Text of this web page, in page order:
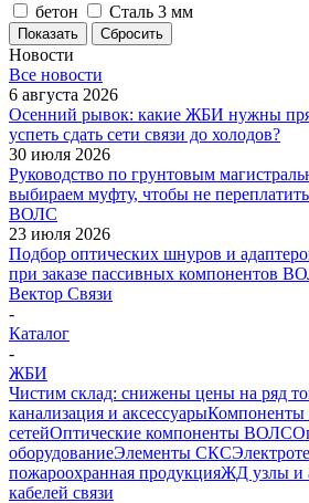
бетон
Сталь 3 мм
Показать Сбросить
Новости
Все новости
6 августа 2026
Осенний рывок: какие ЖБИ нужны
успеть сдать сети связи до холодов?
30 июля 2026
Руководство по грунтовым
выбираем муфту, чтобы не
ВОЛС
23 июля 2026
Подбор оптических шнуров и
при заказе пассивных компонентов
Вектор Связи
-
Каталог
-
ЖБИ
Чистим склад: снижены цены на ряд
канализация и аксессуары
сетейОптические компоненты ВОЛС
оборудованиеЭлементы СКС
пожароохранная продукцияЖД узлы и
кабелей связи